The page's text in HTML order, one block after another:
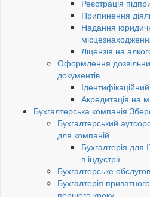
Реєстрація
Припинення
Надання
Ліцензія на
Оформлення
документів
Акредитація на
Бухгалтерська компанія
Бухгалтерський
для компаній
Бухгалтерія для
в індустрії
Бухгалтерське
Бухгалтерія